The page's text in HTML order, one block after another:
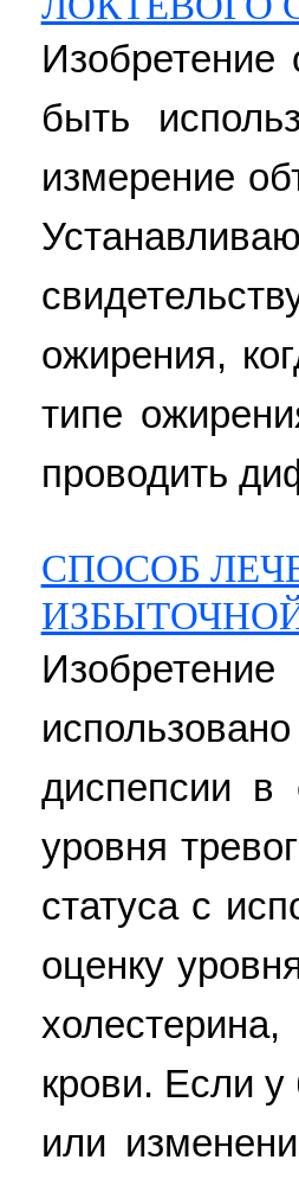
Изобретение
быть
измерение
ожирения,
типе
проводить
СПОСОБ
диспепсии в
уровня
статуса с
оценку
крови. Если
или